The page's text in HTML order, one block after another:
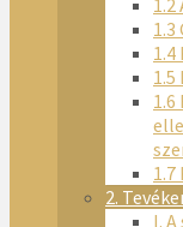
1.5
2.
I.